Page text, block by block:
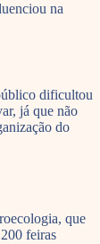
na
dificultou
já que não
do
que
feiras